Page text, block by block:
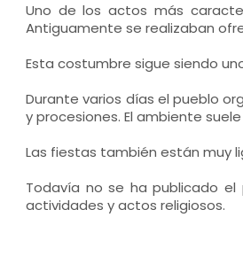
Uno de los actos más
Antiguamente se realizaban
Esta costumbre sigue siendo
Durante varios días el pueblo
y procesiones. El ambiente
Las fiestas también están muy
Todavía no se ha publicado
actividades y actos religiosos.